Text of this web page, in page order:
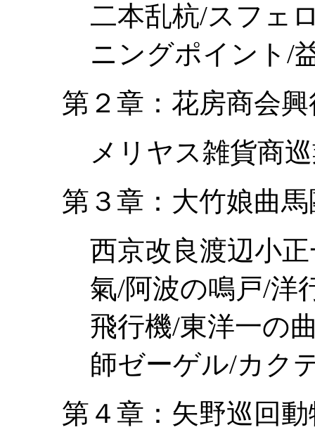
二本乱杭/スフェ
ニングポイント/
第２章：花房商会
メリヤス雑貨商
第３章：大竹娘曲馬
西京改良渡辺小
氣/阿波の鳴戸/洋
飛行機/東洋一の
師ゼーゲル/カク
第４章：矢野巡回